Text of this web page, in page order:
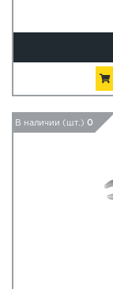
В наличии (шт.) 0